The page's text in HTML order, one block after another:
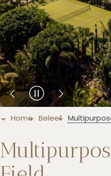
+5993183348
Home Beleef